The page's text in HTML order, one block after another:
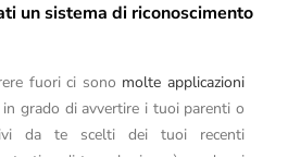
un sistema di riconoscimento
fuori ci sono molte applicazioni
in grado di avvertire i tuoi parenti o
da te scelti dei tuoi recenti